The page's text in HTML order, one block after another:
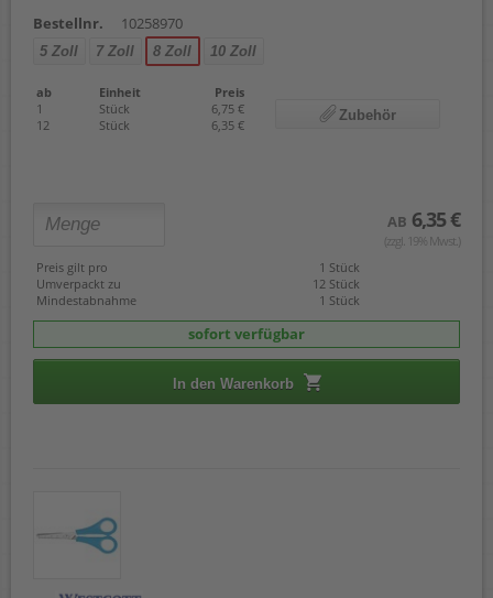
Bestellnr.
10258970
5 Zoll 7 Zoll 8 Zoll 10 Zoll
ab Einheit
Preis
1
Stück
6,75 €
12
Stück 6,35 €
Zubehör
AB 6,35 €
(zzgl. 19% Mwst.)
Preis gilt pro
1 Stück
Umverpackt zu
12 Stück
Mindestabnahme
1 Stück
sofort verfügbar
In den Warenkorb